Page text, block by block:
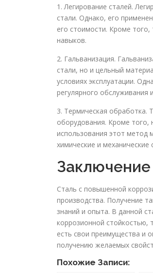
1. Легирование сталей.
стали. Однако, его
его стоимости. Кроме
навыков.
2. Гальванизация.
стали, но и цельный
условиях эксплуатации.
регулярного обслуживания
3. Термическая обработка.
оборудования. Кроме того,
использования этот метод
химические и механические
Заключение
Сталь с повышенной
производства. Получение
знаний и опыта. В данной
коррозионной стойкостью,
есть свои преимущества и
получению желаемых
Похожие Записи: